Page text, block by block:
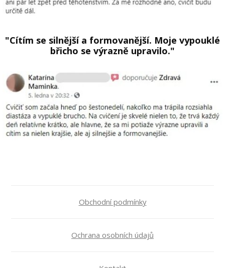
"Cítím se silnější a formovanější. Moje vypouklé
břicho se výrazně upravilo."
Obchodní podmínky
Ochrana osobních údajů